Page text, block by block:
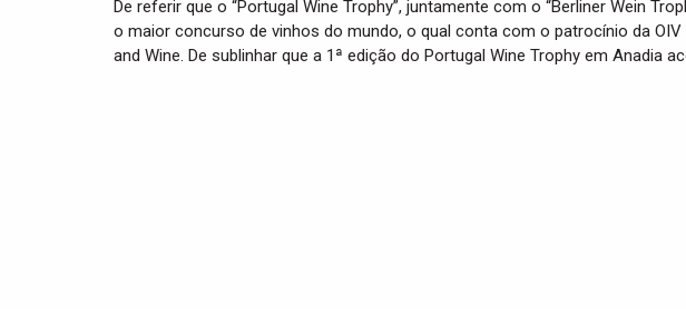
De referir que o “Portugal Wine Trophy”, juntamente com o “Berliner Wein
o maior concurso de vinhos do mundo, o qual conta com o patrocínio da
and Wine. De sublinhar que a 1ª edição do Portugal Wine Trophy em Anadia